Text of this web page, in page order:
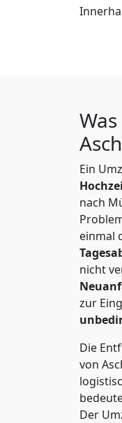
Ein
nach
einmal
nicht
zur
Die
von
Der